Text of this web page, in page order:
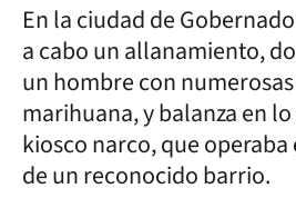
En la ciudad de
a cabo un allanamiento,
un hombre con
marihuana, y balanza en
kiosco narco, que
de un reconocido barrio.